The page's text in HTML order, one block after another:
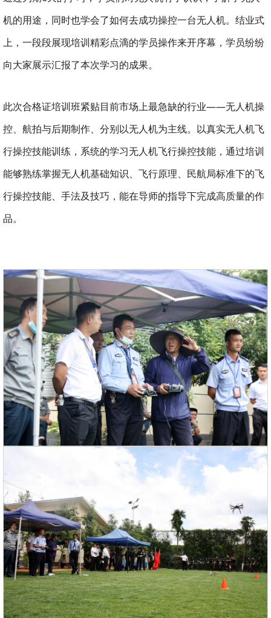
机的用途，同时也学会了如何去成功操控一台无人机。结业式
上，一段段展现培训精彩点滴的学员操作来开序幕，学员纷纷
向大家展示汇报了本次学习的成果。
此次合格证培训班紧贴目前市场上最急缺的行业——无人机操
控、航拍与后期制作、分别以无人机为主线。以真实无人机飞
行操控技能训练，系统的学习无人机飞行操控技能，通过培训
能够熟练掌握无人机基础知识、飞行原理、民航局标准下的飞
行操控技能、手法及技巧，能在导师的指导下完成高质量的作
品。